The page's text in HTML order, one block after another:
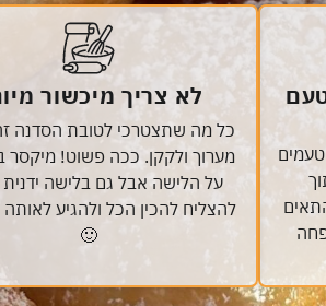
לא צריך מיכשור
כל מה שתצטרכי לטובת הסדנה
מערוך ולקקן. ככה פשוט! מיקסר
על הלישה אבל גם בלישה
להצליח להכין הכל ולהגיע
🙂